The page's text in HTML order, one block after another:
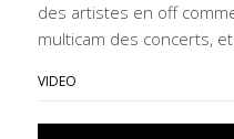
des artistes en off
multicam des concerts,
VIDEO